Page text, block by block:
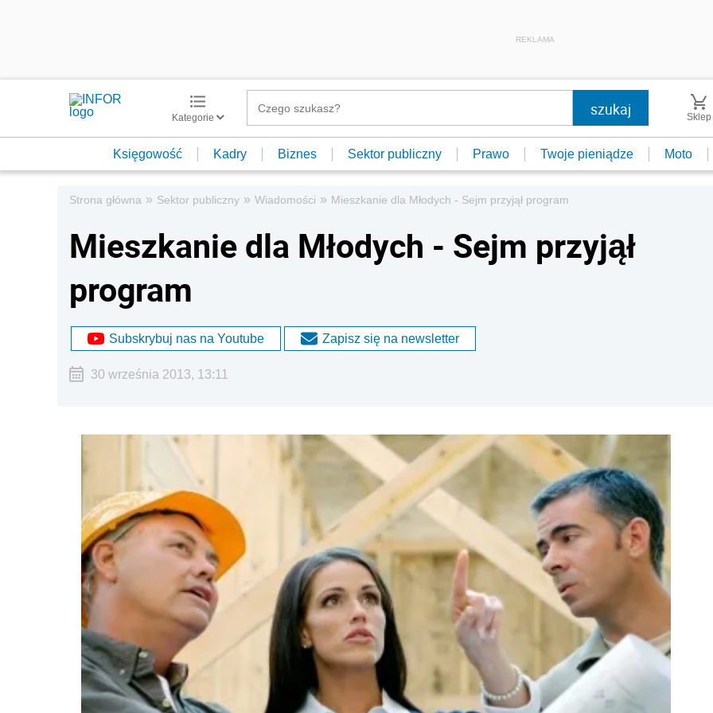
REKLAMA
Kategorie Sklep
Księgowość Kadry Biznes Sektor publiczny Prawo Twoje pieniądze Moto
Strona główna » Sektor publiczny » Wiadomości » Mieszkanie dla Młodych - Sejm przyjął program
Mieszkanie dla Młodych - Sejm przyjął
program
Subskrybuj nas na Youtube Zapisz się na newsletter
30 września 2013, 13:11